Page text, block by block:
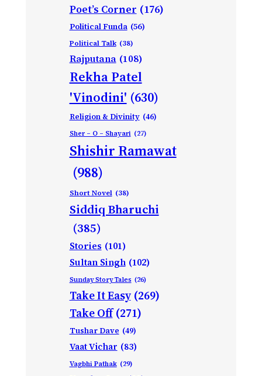
Poet’s Corner (176)
Political Funda (56)
Political Talk (38)
Rajputana (108)
Rekha Patel
'Vinodini' (630)
Religion & Divinity (46)
Sher – O – Shayari (27)
Shishir Ramawat
(988)
Short Novel (38)
Siddiq Bharuchi
(385)
Stories (101)
Sultan Singh (102)
Sunday Story Tales (26)
Take It Easy (269)
Take Off (271)
Tushar Dave (49)
Vaat Vichar (83)
Vagbhi Pathak (29)